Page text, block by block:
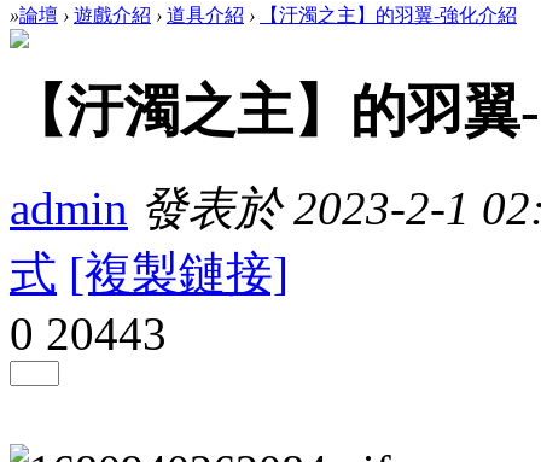
»論壇 › 遊戲介紹 › 道具介紹 › 【汙濁之主】的羽翼-強化介紹
【汙濁之主】的羽
admin 發表於 2023-2-1
式 [複製鏈接]
0 20443